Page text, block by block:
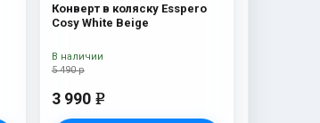
Конверт в коляску Esspero
Cosy White Beige
5 490 р
3 990 e
В наличии